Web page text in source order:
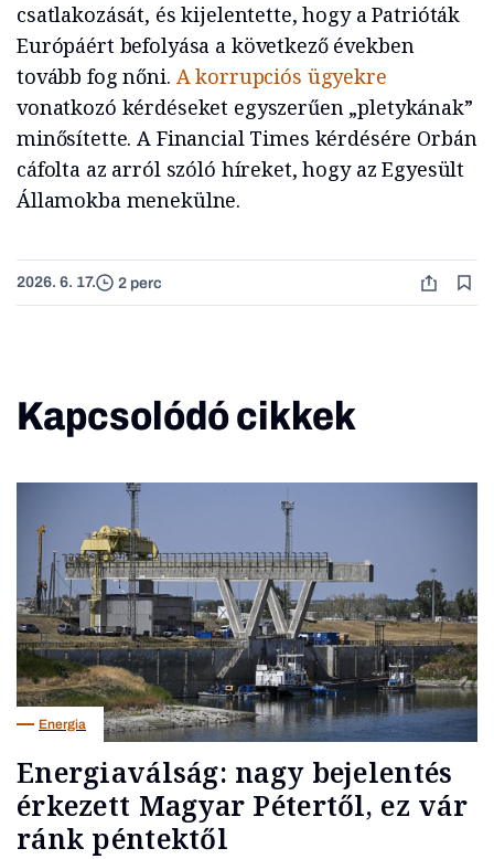
csatlakozását, és kijelentette, hogy a Patrióták
Európáért befolyása a következő években
tovább fog nőni. A korrupciós ügyekre
vonatkozó kérdéseket egyszerűen „pletykának”
minősítette. A Financial Times kérdésére Orbán
cáfolta az arról szóló híreket, hogy az Egyesült
Államokba menekülne.
2026. 6. 17. 2 perc
Kapcsolódó cikkek
Energia
Energiaválság: nagy bejelentés
érkezett Magyar Pétertől, ez vár
ránk péntektől